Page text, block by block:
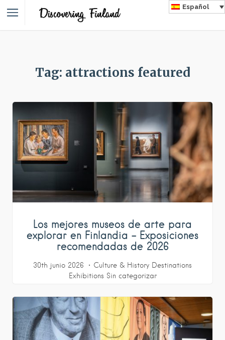
Español
Tag: attractions featured
Los mejores museos de arte para
explorar en Finlandia – Exposiciones
recomendadas de 2026
30th junio 2026 Culture & History Destinations
Exhibitions Sin categorizar